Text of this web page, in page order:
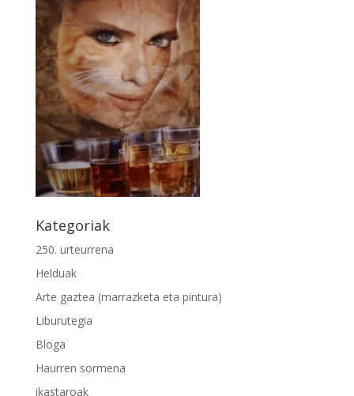
Kategoriak
250. urteurrena
Helduak
Arte gaztea (marrazketa eta pintura)
Liburutegia
Bloga
Haurren sormena
ikastaroak